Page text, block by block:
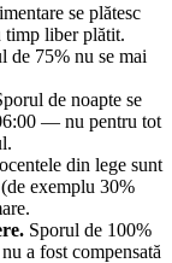
se plătesc
timp liber plătit.
de 75% nu se mai
de noapte se
— nu pentru tot
din lege sunt
exemplu 30%
Sporul de 100%
a fost compensată